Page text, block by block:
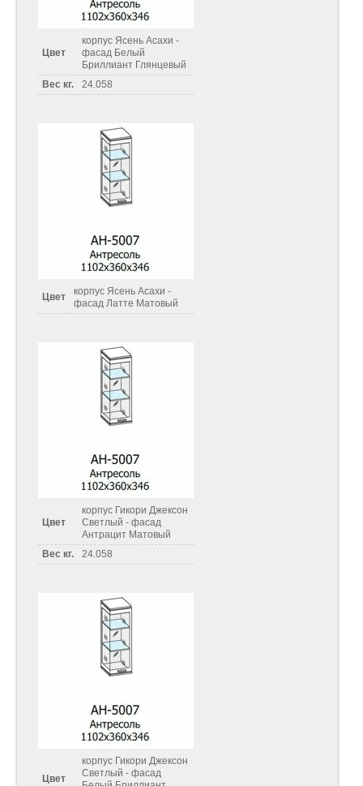
Цвет
корпус Ясень Асахи -
фасад Белый
Бриллиант Глянцевый
Вес кг.
24.058
Цвет
корпус Ясень Асахи -
фасад Латте Матовый
Цвет
корпус Гикори Джексон
Светлый - фасад
Антрацит Матовый
Вес кг.
24.058
Цвет
корпус Гикори Джексон
Светлый - фасад